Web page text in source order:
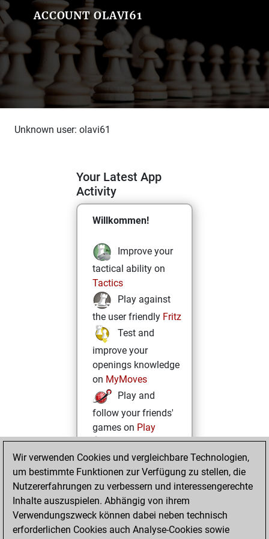
ACCOUNT OLAVI61
Unknown user: olavi61
Your Latest App
Activity
Willkommen!
Improve your
tactical ability on
Tactics
Play against
the user friendly Fritz
Test and
improve your
openings knowledge
on MyMoves
Play and
follow your friends'
games on Play
Solve some
beautiful and
challenging Studies
on Studies
Wir verwenden Cookies und vergleichbare Technologien,
um bestimmte Funktionen zur Verfügung zu stellen, die
Nutzererfahrungen zu verbessern und interessengerechte
Inhalte auszuspielen. Abhängig von ihrem
Verwendungszweck können dabei neben technisch
erforderlichen Cookies auch Analyse-Cookies sowie